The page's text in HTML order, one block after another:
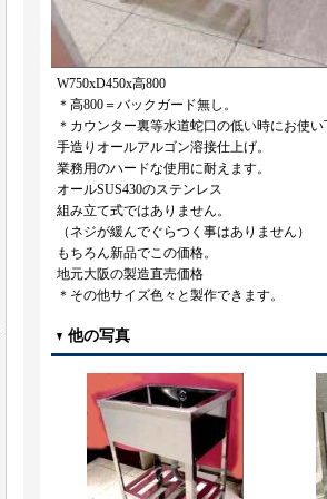
W750xD450x高800
＊高800＝バックガード無し。
＊カウンター裏等水道蛇口の低い時にお使
手造りオールアルゴン溶接仕上げ。
業務用のハードな使用に耐えます。
オールSUS430のステンレス
組み立て式ではありません。
（ネジが緩んでぐらつく事はありません）
もちろん新品でこの価格。
地元大阪の製造直売価格
＊その他サイズ色々と製作できます。
他の写真